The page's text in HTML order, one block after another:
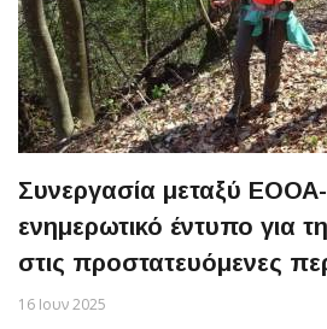
Συνεργασία μεταξύ
ενημερωτικό έντυπο για
στις προστατευόμενες
16 Ιουν 2025